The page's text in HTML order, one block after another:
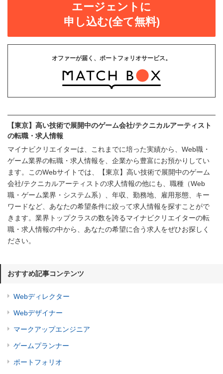
エージェントに
申し込む(全て無料)
オファーが届く、ポートフォリオサービス。
【東京】高い技術で展開中のゲーム会社/テクニカルアーティスト
の転職・求人情報
マイナビクリエイターは、これまでに培った実績から、Web職・
ゲーム業界の転職・求人情報を、企業から豊富にお預かりしてい
ます。このWebサイトでは、【東京】高い技術で展開中のゲーム
会社/テクニカルアーティストの求人情報の他にも、職種（Web
職・ゲーム業界・システム系）、年収、勤務地、雇用形態、キー
ワードなど、あなたの希望条件に絞って求人情報を探すことがで
きます。業界トップクラスの数を誇るマイナビクリエイターの転
職・求人情報の中から、あなたの希望に合う求人をぜひお探しく
ださい。
おすすめ記事コンテンツ
Webディレクター
Webデザイナー
マークアップエンジニア
ゲームプランナー
ポートフォリオ